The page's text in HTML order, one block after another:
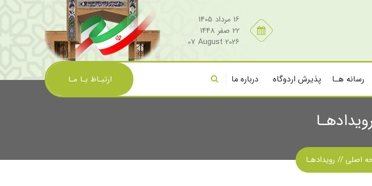
16 مرداد 1405
22 صفر 1448
07 August 2026
رسانه هـا پذیرش اردوگاه درباره ما ارتبـاط بـا مـا
اصلی رویدادهـا